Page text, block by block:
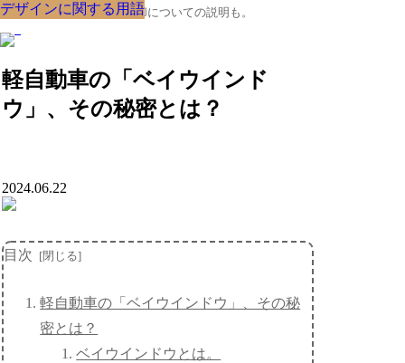
クルマの大辞典、購入･売却についての説明も。
軽自動車の「ベイウインド
ウ」、その秘密とは？
デザインに関する用語
2024.06.22
目次
軽自動車の「ベイウインドウ」、その秘
密とは？
ベイウインドウとは。
デザインに関する用語
デザインに関する用語
デザインに関する用語
デザインに関する用語
デザインに関する用語
デザインに関する用語
デザインに関する用語
デザインに関する用語